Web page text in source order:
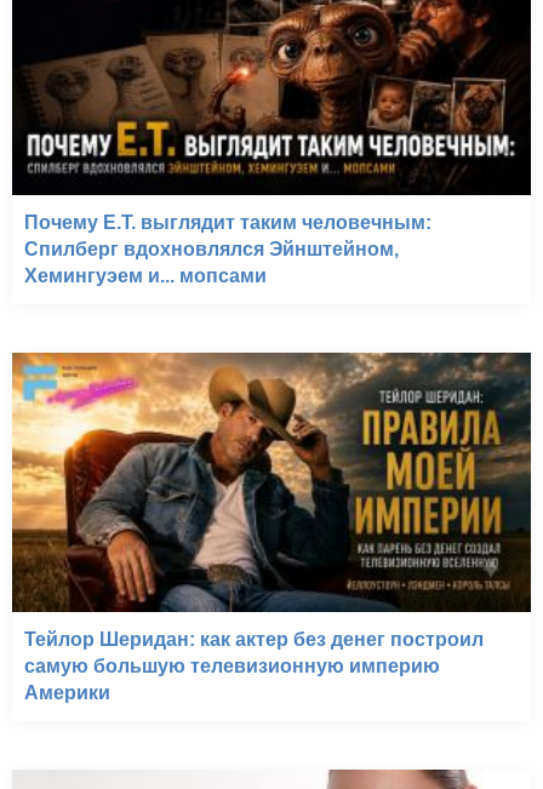
Почему E.T. выглядит таким человечным:
Спилберг вдохновлялся Эйнштейном,
Хемингуэем и... мопсами
Тейлор Шеридан: как актер без денег построил
самую большую телевизионную империю
Америки